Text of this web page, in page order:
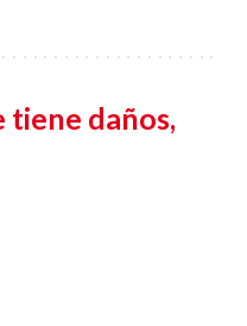
tiene daños,